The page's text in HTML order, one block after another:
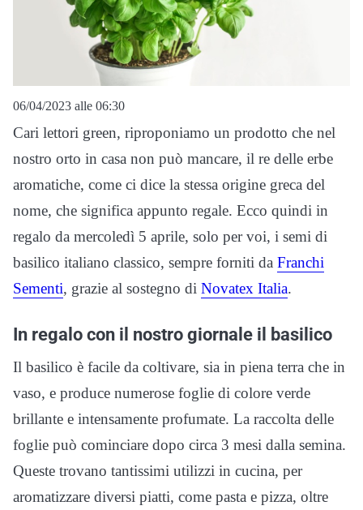
06/04/2023 alle 06:30
Cari lettori green, riproponiamo un prodotto che nel
nostro orto in casa non può mancare, il re delle erbe
aromatiche, come ci dice la stessa origine greca del
nome, che significa appunto regale. Ecco quindi in
regalo da mercoledì 5 aprile, solo per voi, i semi di
basilico italiano classico, sempre forniti da Franchi
Sementi, grazie al sostegno di Novatex Italia.
In regalo con il nostro giornale il basilico
Il basilico è facile da coltivare, sia in piena terra che in
vaso, e produce numerose foglie di colore verde
brillante e intensamente profumate. La raccolta delle
foglie può cominciare dopo circa 3 mesi dalla semina.
Queste trovano tantissimi utilizzi in cucina, per
aromatizzare diversi piatti, come pasta e pizza, oltre